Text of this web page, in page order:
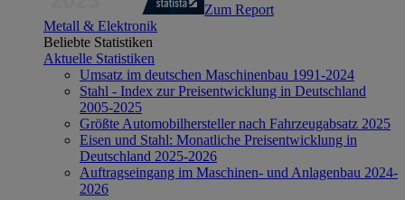
Zum Report
Metall & Elektronik
Beliebte Statistiken
Aktuelle Statistiken
Umsatz im deutschen Maschinenbau 1991-2024
Stahl - Index zur Preisentwicklung in Deutschland
2005-2025
Größte Automobilhersteller nach Fahrzeugabsatz 2025
Eisen und Stahl: Monatliche Preisentwicklung in
Deutschland 2025-2026
Auftragseingang im Maschinen- und Anlagenbau 2024-
2026